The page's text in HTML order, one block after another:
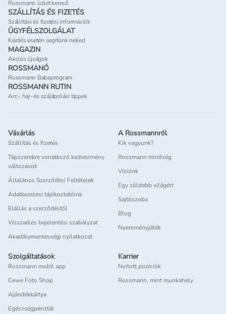
Rossmann üzlet kereső
SZÁLLÍTÁS ÉS FIZETÉS
Szállítási és fizetési információk
ÜGYFÉLSZOLGÁLAT
Kérdés esetén segítünk neked
MAGAZIN
Akciós újságok
ROSSMANÓ
Rossmann Babaprogram
ROSSMANN RUTIN
Arc-, haj- és szájápolási tippek
Vásárlás
Szállítás és fizetés
Tápszerekre vonatkozó kedvezmény
változások
Általános Szerződési Feltételek
Adatkezelési tájékoztatóink
Elállás a szerződéstől
Visszaélés bejelentési szabályzat
Akadálymentességi nyilatkozat
A Rossmannról
Kik vagyunk?
Rossmann minőség
Víziónk
Egy zöldebb világért
Sajtószoba
Blog
Nyereményjáték
Szolgáltatások
Rossmann mobil app
Cewe Foto Shop
Ajándékkártya
Egészségpénztár
Karrier
Nyitott pozíciók
Rossmann, mint munkahely